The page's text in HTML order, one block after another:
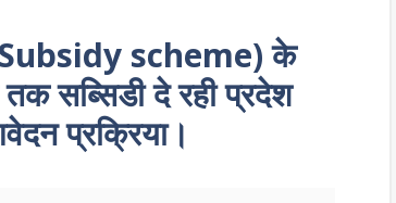
Subsidy scheme) के
सब्सिडी दे रही प्रदेश
प्रक्रिया।